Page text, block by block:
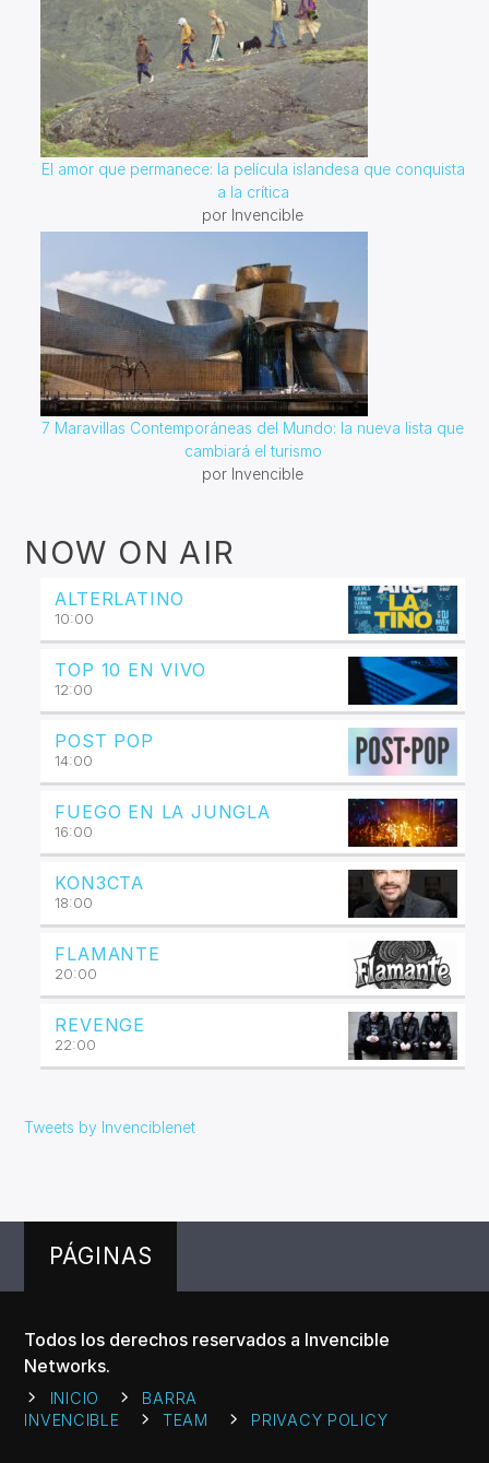
El amor que permanece: la película islandesa que conquista
a la crítica
por Invencible
7 Maravillas Contemporáneas del Mundo: la nueva lista que
cambiará el turismo
por Invencible
NOW ON AIR
ALTERLATINO
10:00
TOP 10 EN VIVO
12:00
POST POP
14:00
FUEGO EN LA JUNGLA
16:00
KON3CTA
18:00
FLAMANTE
20:00
REVENGE
22:00
Tweets by Invenciblenet
PÁGINAS
Todos los derechos reservados a Invencible
Networks.
INICIO
BARRA
INVENCIBLE
TEAM PRIVACY POLICY